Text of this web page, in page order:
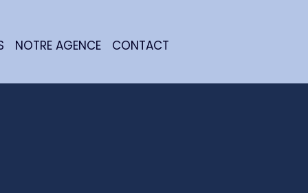
NOTRE AGENCE CONTACT